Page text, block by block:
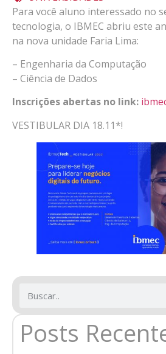
Para você aluno interessado no
tecnologia, o IBMEC abriu este
na nova unidade Faria Lima:
– Engenharia da Computação
– Ciência de Dados
Inscrições abertas no link:
VESTIBULAR DIA 18.11*!
Posts